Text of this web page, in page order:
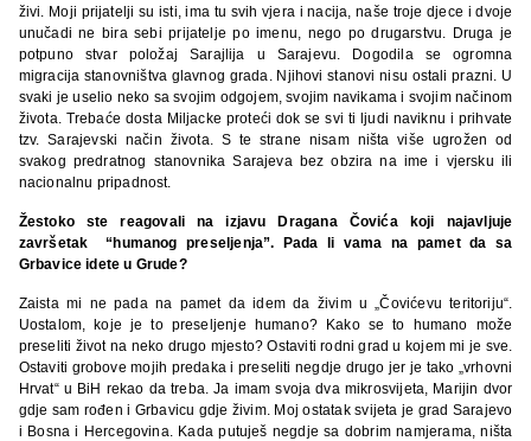
živi. Moji prijatelji su isti, ima tu svih vjera i nacija, naše troje djece i dvoje
unučadi ne bira sebi prijatelje po imenu, nego po drugarstvu. Druga je
potpuno stvar položaj Sarajlija u Sarajevu. Dogodila se ogromna
migracija stanovništva glavnog grada. Njihovi stanovi nisu ostali prazni. U
svaki je uselio neko sa svojim odgojem, svojim navikama i svojim načinom
života. Trebaće dosta Miljacke proteći dok se svi ti ljudi naviknu i prihvate
tzv. Sarajevski način života. S te strane nisam ništa više ugrožen od
svakog predratnog stanovnika Sarajeva bez obzira na ime i vjersku ili
nacionalnu pripadnost.
Žestoko ste reagovali na izjavu Dragana Čovića koji najavljuje
završetak “humanog preseljenja”. Pada li vama na pamet da sa
Grbavice idete u Grude?
Zaista mi ne pada na pamet da idem da živim u „Čovićevu teritoriju“.
Uostalom, koje je to preseljenje humano? Kako se to humano može
preseliti život na neko drugo mjesto? Ostaviti rodni grad u kojem mi je sve.
Ostaviti grobove mojih predaka i preseliti negdje drugo jer je tako „vrhovni
Hrvat“ u BiH rekao da treba. Ja imam svoja dva mikrosvijeta, Marijin dvor
gdje sam rođen i Grbavicu gdje živim. Moj ostatak svijeta je grad Sarajevo
i Bosna i Hercegovina. Kada putuješ negdje sa dobrim namjerama, ništa